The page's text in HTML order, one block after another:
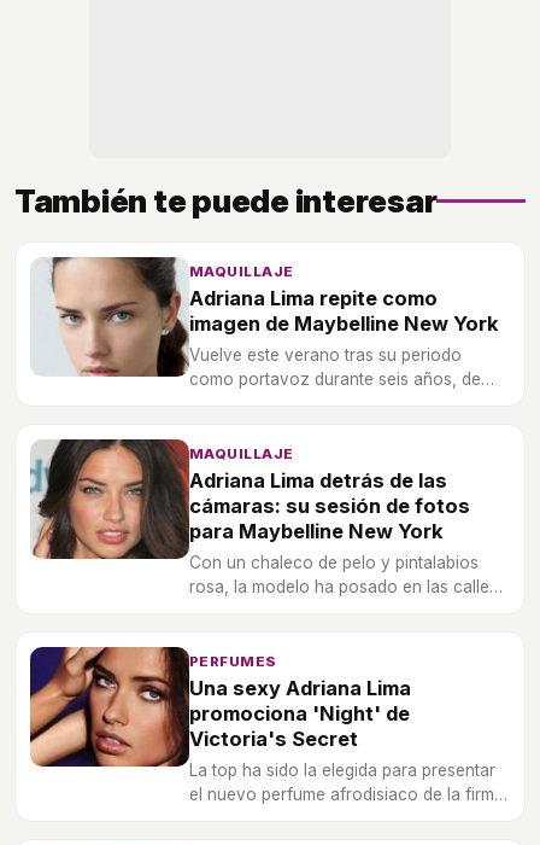
También te puede interesar
MAQUILLAJE
Adriana Lima repite como
imagen de Maybelline New York
Vuelve este verano tras su periodo
como portavoz durante seis años, de
MAQUILLAJE
Adriana Lima detrás de las
cámaras: su sesión de fotos
para Maybelline New York
Con un chaleco de pelo y pintalabios
rosa, la modelo ha posado en las calles
PERFUMES
Una sexy Adriana Lima
promociona 'Night' de
Victoria's Secret
La top ha sido la elegida para presentar
el nuevo perfume afrodisiaco de la firma